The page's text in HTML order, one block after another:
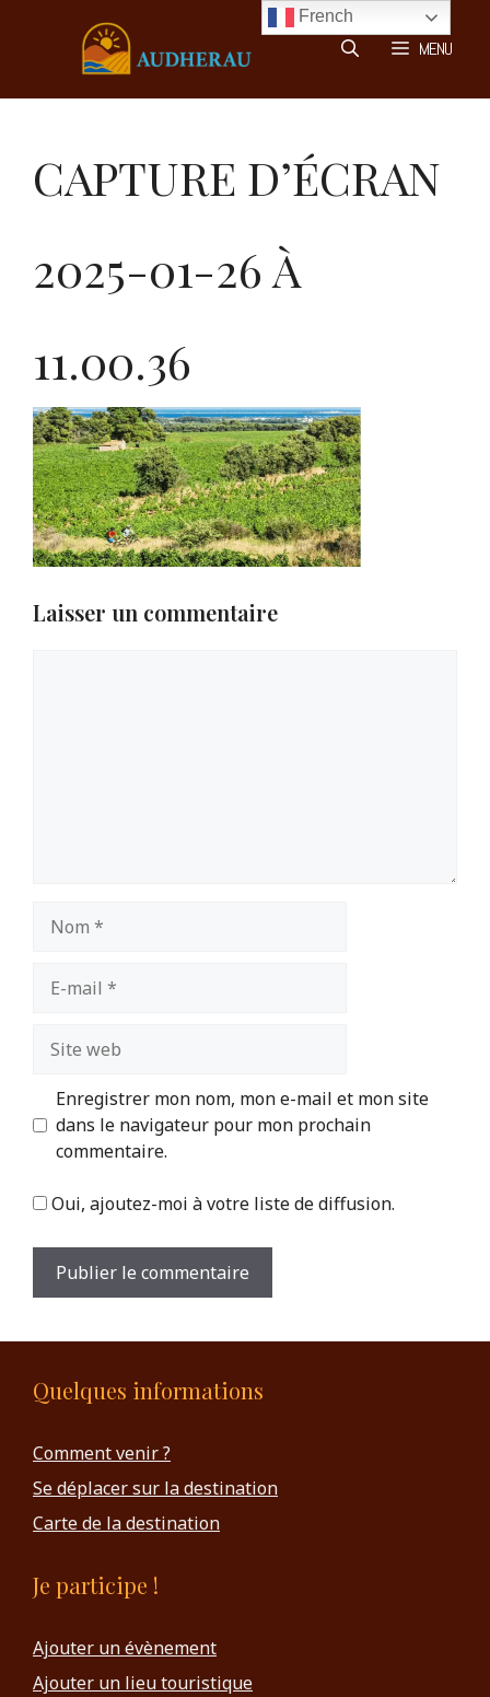
MENU
CAPTURE D’ÉCRAN
2025-01-26 À
11.00.36
Laisser un commentaire
mail
web
Enregistrer mon nom, mon e-mail et mon site
dans le navigateur pour mon prochain
commentaire.
Oui, ajoutez-moi à votre liste de diffusion.
Quelques informations
Comment venir ?
Se déplacer sur la destination
Carte de la destination
Je participe !
Ajouter un évènement
Ajouter un lieu touristique
French